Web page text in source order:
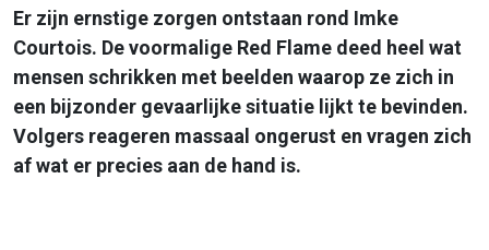
Er zijn ernstige zorgen ontstaan rond Imke
Courtois. De voormalige Red Flame deed heel wat
mensen schrikken met beelden waarop ze zich in
een bijzonder gevaarlijke situatie lijkt te bevinden.
Volgers reageren massaal ongerust en vragen zich
af wat er precies aan de hand is.